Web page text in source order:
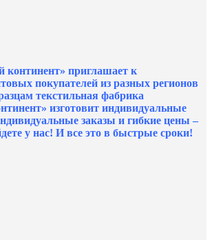
приглашает к
покупателей из разных регионов
текстильная фабрика
изготовит индивидуальные
заказы и гибкие цены –
у нас! И все это в быстрые сроки!